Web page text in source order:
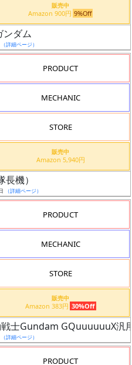
販売中
Amazon 900円 9%Off
ンダム
（詳細ページ）
PRODUCT
MECHANIC
STORE
販売中
Amazon 5,940円
機）
（詳細ページ）
PRODUCT
MECHANIC
STORE
販売中
Amazon 383円 30%Off
士Gundam GQuuuuuuX汎
（詳細ページ）
PRODUCT